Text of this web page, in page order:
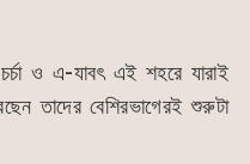
ও এ-যাবৎ এই শহরে যারাই
তাদের বেশিরভাগেরই শুরুটা